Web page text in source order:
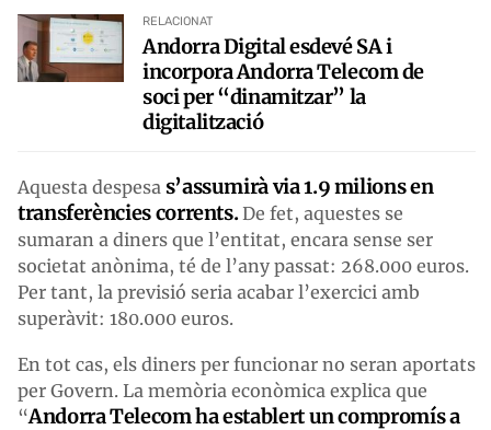
RELACIONAT
Andorra Digital esdevé SA i
incorpora Andorra Telecom de
soci per “dinamitzar” la
digitalització
Aquesta despesa s’assumirà via 1.9 milions en
transferències corrents.De fet, aquestes se
sumaran a diners que l’entitat, encara sense ser
societat anònima, té de l’any passat: 268.000 euros.
Per tant, la previsió seria acabar l’exercici amb
superàvit: 180.000 euros.
En tot cas, els diners per funcionar no seran aportats
per Govern. La memòria econòmica explica que
“Andorra Telecom ha establert un compromís a